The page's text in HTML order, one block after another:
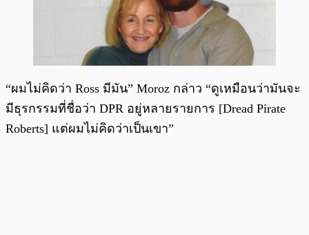
“ผมไม่คิดว่า Ross มีมัน” Moroz กล่าว “ดูเหมือนว่ามันจะ
มีธุรกรรมที่ชื่อว่า DPR อยู่หลายรายการ [Dread Pirate
Roberts] แต่ผมไม่คิดว่าเป็นเขา”